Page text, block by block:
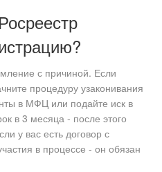
с причиной. Если
процедуру узаконивания
в МФЦ или подайте иск в
в 3 месяца - после этого
у вас есть договор с
в процессе - он обязан